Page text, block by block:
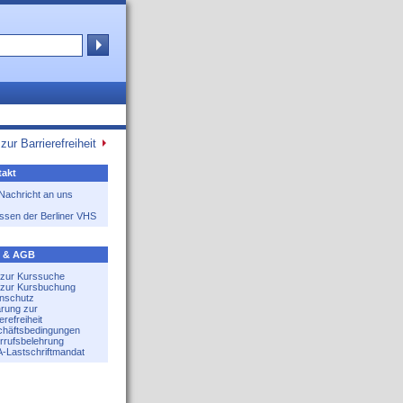
Barrierefreiheit
an uns
der Berliner VHS
& AGB
zur Kurssuche
zur Kursbuchung
zur
Lastschriftmandat